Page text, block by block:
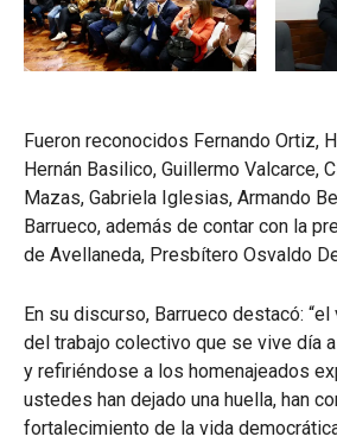
Fueron reconocidos Fernando Ortiz,
Hernán Basilico, Guillermo Valcarce,
Mazas, Gabriela Iglesias, Armando
Barrueco, además de contar con la
de Avellaneda, Presbítero Osvaldo
En su discurso, Barrueco destacó:
del trabajo colectivo que se vive día
y refiriéndose a los homenajeados
ustedes han dejado una huella, han
fortalecimiento de la vida